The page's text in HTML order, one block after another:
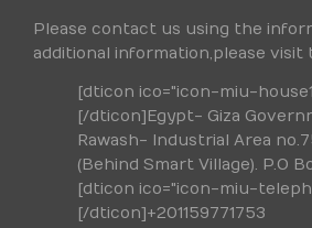
Please contact us using the
additional information,please visit
[dticon ico="icon-miu-
[/dticon]Egypt- Giza
Rawash- Industrial Area
(Behind Smart Village). P.O
[dticon ico="icon-miu-
[/dticon]+201159771753